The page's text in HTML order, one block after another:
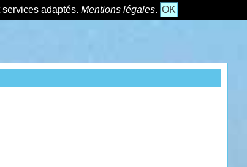
adaptés. Mentions légales. OK